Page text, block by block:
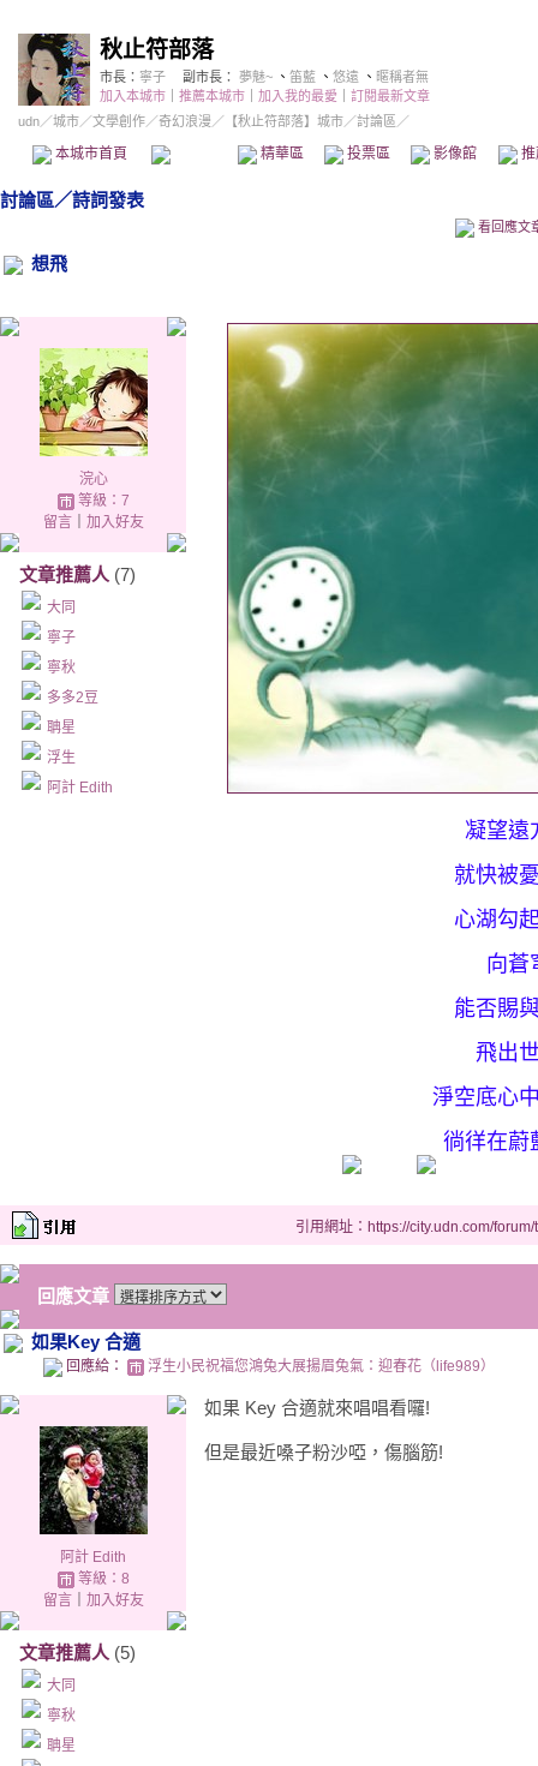
秋止符部落
市長： 寧子 副市長： 夢魅~ 、 笛藍 、 悠遠 、 暱稱者無
加入本城市
推薦本城市 加入我的最愛
訂閱最新文章
udn／城市／文學創作／奇幻浪漫 ／ 【秋止符部落】城市／討論區／
本城市首頁 精華區 投票區 影像館
討論區／詩詞發表
看回應文
想飛
浣心
等級：7
留言｜ 加入好友
文章推薦人 (7)
大同
寧子
寧秋
多多2豆
聃星
浮生
阿計 Edith
凝望遠
就快被
心湖勾
向蒼
能否賜
飛出
淨空底心
徜徉在蔚
引用網址：https://city.udn.com/
回應文章
如果Key 合適
回應給： 浮生小民祝福您鴻兔大展揚眉兔氣：迎春花（life989）
阿計 Edith
等級：8
留言｜ 加入好友
文章推薦人 (5)
大同
寧秋
聃星
如果 Key 合適就來唱唱看囉!
但是最近嗓子粉沙啞，傷腦筋!